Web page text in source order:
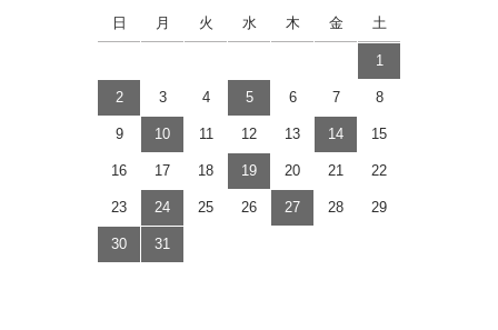
日 月 火 水 木 金 土
1
2 3 4 5 6 7 8
9 10 11 12 13 14 15
16 17 18 19 20 21 22
23 24 25 26 27 28 29
30 31